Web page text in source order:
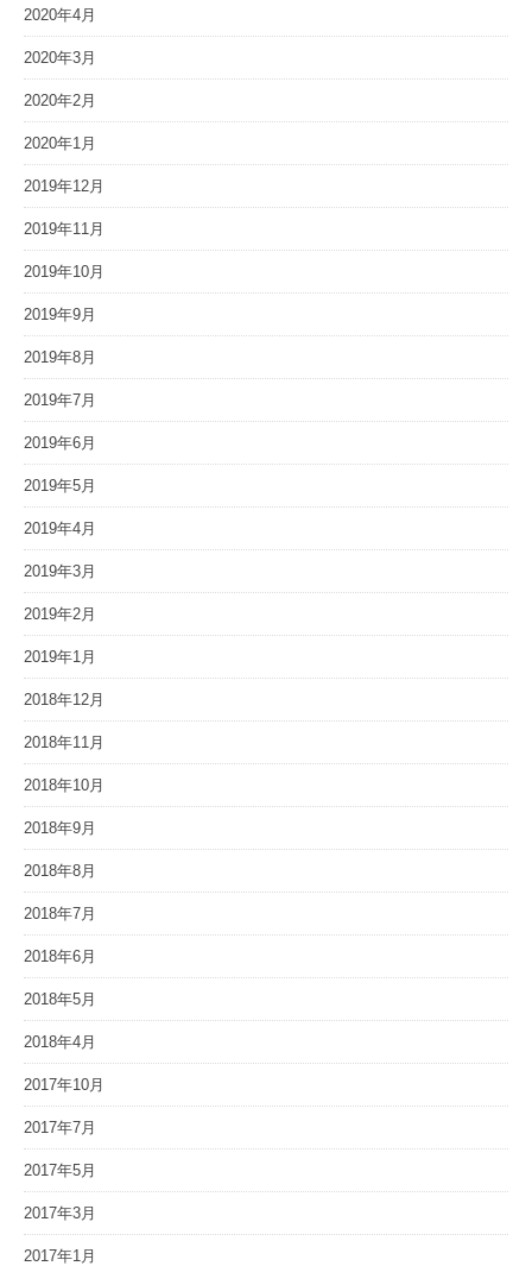
2020年4月
2020年3月
2020年2月
2020年1月
2019年12月
2019年11月
2019年10月
2019年9月
2019年8月
2019年7月
2019年6月
2019年5月
2019年4月
2019年3月
2019年2月
2019年1月
2018年12月
2018年11月
2018年10月
2018年9月
2018年8月
2018年7月
2018年6月
2018年5月
2018年4月
2017年10月
2017年7月
2017年5月
2017年3月
2017年1月